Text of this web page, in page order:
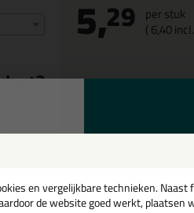
5,29 per stuk
(6,40
en vergelijkbare technieken. Naast
de website goed werkt, plaatsen